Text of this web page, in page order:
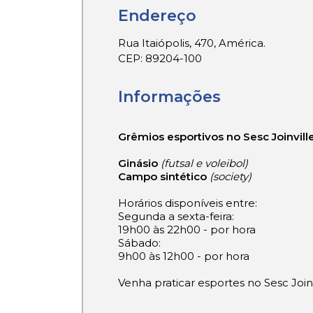
Endereço
Rua Itaiópolis, 470, América.
CEP: 89204-100
Informações
Grêmios esportivos no Sesc
Ginásio (futsal e voleibol)
Campo sintético (society)
Horários disponíveis entre:
Segunda a sexta-feira:
19h00 às 22h00 - por hora
Sábado:
9h00 às 12h00 - por hora
Venha praticar esportes no Sesc